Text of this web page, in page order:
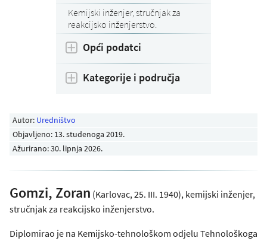
Autor: Uredništvo
Objavljeno: 13. studenoga 2019.
Ažurirano: 30. lipnja 2026.
Gomzi, Zoran (Karlovac, 25. III. 1940), kemijski inženjer,
stručnjak za reakcijsko inženjerstvo.
Diplomirao je na Kemijsko-tehnološkom odjelu Tehnološkoga
Kemijski inženjer, stručnjak za
reakcijsko inženjerstvo.
Opći podatci
Kategorije i područja